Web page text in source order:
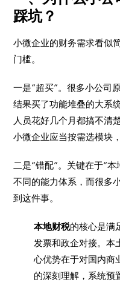
踩坑？
小微企业的财务需求看似
门槛。
一是“超买”。很多小公司
结果买了功能堆叠的大系
人员花好几个月都搞不清
小微企业应当按需选模块
二是“错配”。关键在于“
不同的能力体系，而很多
到这件事。
本地财税的核心是满
发票和政企对接。本
心优势在于对国内商
的深刻理解，系统预